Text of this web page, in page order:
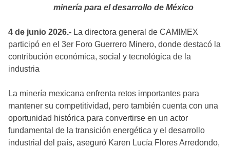
minería para el desarrollo de México
4 de junio 2026.- La directora general de CAMIMEX
participó en el 3er Foro Guerrero Minero, donde destacó la
contribución económica, social y tecnológica de la
industria
La minería mexicana enfrenta retos importantes para
mantener su competitividad, pero también cuenta con una
oportunidad histórica para convertirse en un actor
fundamental de la transición energética y el desarrollo
industrial del país, aseguró Karen Lucía Flores Arredondo,